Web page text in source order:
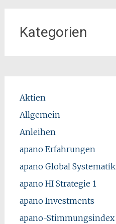
Kategorien
Aktien
Allgemein
Anleihen
apano Erfahrungen
apano Global Systematik
apano HI Strategie 1
apano Investments
apano-Stimmungsindex